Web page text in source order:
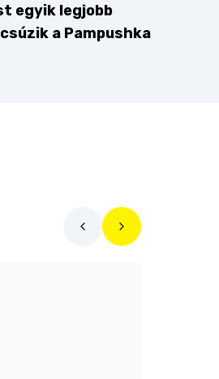
egyik legjobb
a Pampushka